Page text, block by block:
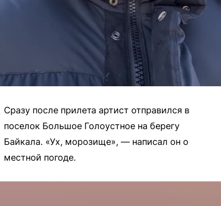
Сразу после прилета артист отправился в
поселок Большое Голоустное на берегу
Байкала. «Ух, морозище», — написал он о
местной погоде.